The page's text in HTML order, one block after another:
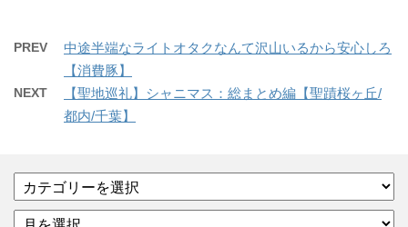
PREV
中途半端なライトオタクなんて沢山いるから安心しろ
【消費豚】
NEXT
【聖地巡礼】シャニマス：総まとめ編【聖蹟桜ヶ丘/
都内/千葉】
テ
ゴ
ア